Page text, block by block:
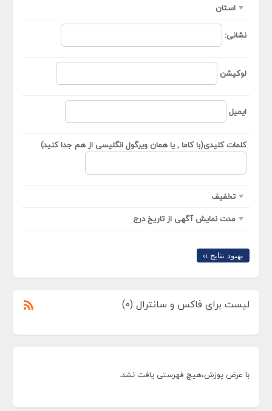
استان
نشانی:
لوکیشن
ایمیل
کلمات کلیدی(با کاما , یا همان ویرگول انگلیسی از هم جدا کنید)
تخفیف
مدت نمایش آگهی از تاریخ درج
بهبود نتایج ››
لیست برای فاکس و سانترال (0)
با عرض پوزش،هیچ فهرستی یافت نشد.